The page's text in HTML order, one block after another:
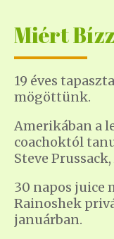
Miért
19 éves
mögöttünk.
Amerikában a
coachoktól
Steve
30 napos juice
Rainoshek
januárban.